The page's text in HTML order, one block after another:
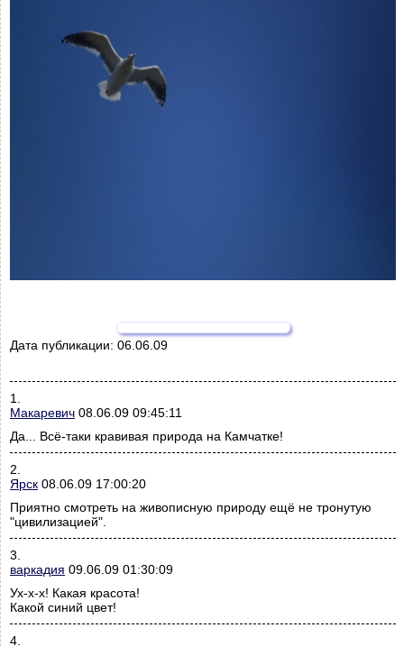
Дата публикации: 06.06.09
1.
Макаревич 08.06.09 09:45:11
Да... Всё-таки кравивая природа на Камчатке!
2.
Ярск 08.06.09 17:00:20
Приятно смотреть на живописную природу ещё не тронутую
"цивилизацией".
3.
варкадия 09.06.09 01:30:09
Ух-х-х! Какая красота!
Какой синий цвет!
4.